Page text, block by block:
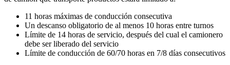
11 horas máximas de conducción consecutiva
Un descanso obligatorio de al menos 10 horas entre turnos
Límite de 14 horas de servicio, después del cual el camionero
debe ser liberado del servicio
Límite de conducción de 60/70 horas en 7/8 días consecutivos